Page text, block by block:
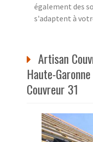
également des
s'adaptent à
Artisan
Haute-
Couvreur 31